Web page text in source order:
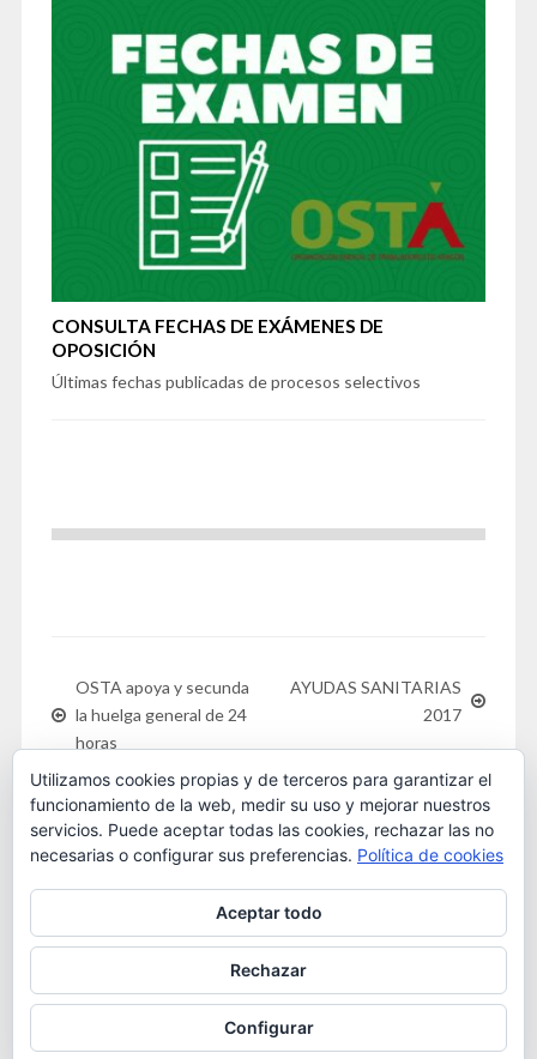
CONSULTA FECHAS DE EXÁMENES DE
OPOSICIÓN
Últimas fechas publicadas de procesos selectivos
OSTA apoya y secunda
la huelga general de 24
horas
AYUDAS SANITARIAS
2017
Este obra está bajo unalicencia de Creative Commons
Reconocimiento-NoComercial 4.0 Internacional. 2016
OSTA
Utilizamos cookies propias y de terceros para garantizar el
funcionamiento de la web, medir su uso y mejorar nuestros
servicios. Puede aceptar todas las cookies, rechazar las no
necesarias o configurar sus preferencias. Política de cookies
Aceptar todo
Rechazar
Configurar